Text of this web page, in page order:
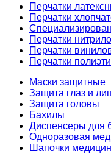
Перчатки
Перчатки
Перчатки
Перчатки
Перчатки
Маски защитные
Защита глаз и
Защита головы
Бахилы
Диспенсеры для
Одноразовая
Шапочки